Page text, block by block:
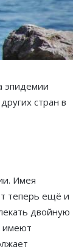
эпидемии
стран в
Имея
теперь ещё и
двойную
имеют